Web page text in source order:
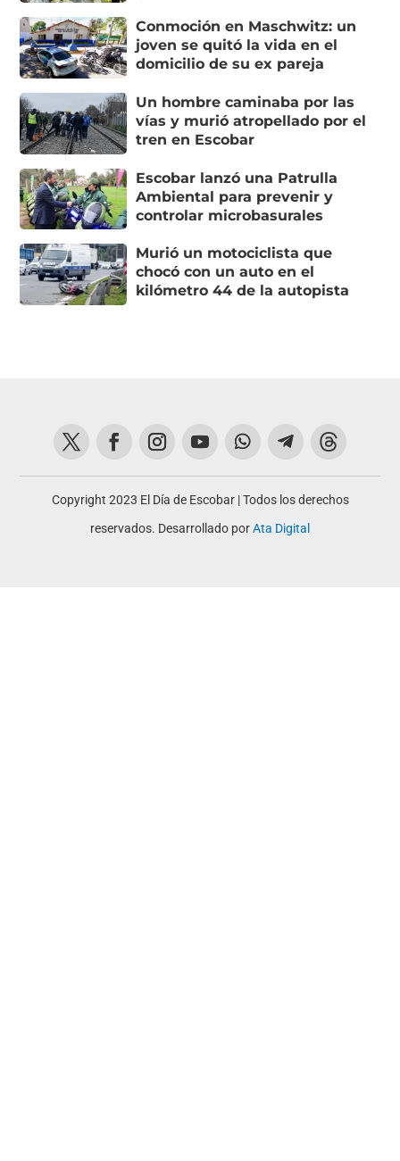
Conmoción en Maschwitz: un
joven se quitó la vida en el
domicilio de su ex pareja
Un hombre caminaba por las
vías y murió atropellado por el
tren en Escobar
Escobar lanzó una Patrulla
Ambiental para prevenir y
controlar microbasurales
Murió un motociclista que
chocó con un auto en el
kilómetro 44 de la autopista
Copyright 2023 El Día de Escobar | Todos los derechos
reservados. Desarrollado porAta Digital